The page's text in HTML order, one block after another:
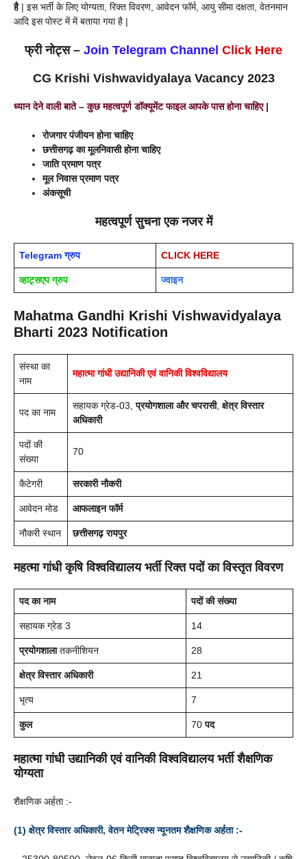
है | इस भर्ती के लिए योग्यता, रिक्त विवरण, आवेदन फॉर्म, आयु सीमा दक्षता, वेतनमान
आदि इस पोस्ट में में बताया गया है |
फ्री नोट्स – Join Telegram Channel Click Here
CG Krishi Vishwavidyalaya Vacancy 2023
ध्यान देने वाली बाते – कुछ महत्वपूर्ण डॉक्यूमेंट फाइल आपके पास होना चाहिए |
रोजगार पंजीयन होना चाहिए
छत्तीसगढ़ का मूलनिवासी होना चाहिए
जाति प्रमाण पत्र
मूल निवास प्रमाण पत्र
अंकसूची
महत्वपूर्ण सुचना एक नजर में
Telegram ग्रुप CLICK HERE
व्हाट्सएप ग्रुप ज्वाइन
Mahatma Gandhi Krishi Vishwavidyalaya
Bharti 2023 Notification
संस्था का
नाम
महात्मा गांधी उद्यानिकी एवं वानिकी विश्वविद्यालय
पद का नाम
सहायक ग्रेड-03,प्रयोगशाला और चपरासी, क्षेत्र विस्तार
अधिकारी
पदों की
संख्या
70
कैटेगरी सरकारी नौकरी
आवेदन मोड आफलाइन फॉर्म
नौकरी स्थान छत्तीसगढ़ रायपुर
महत्मा गांधी कृषि विश्वविद्यालय भर्ती रिक्त पदों का विस्तृत विवरण
पद का नाम पदों की संख्या
सहायक ग्रेड 3 14
प्रयोगशालातकनीशियन 28
क्षेत्र विस्तार अधिकारी 21
भृत्य 7
कुल 70पद
महात्मा गांधी उद्यानिकी एवं वानिकी विश्वविद्यालय भर्ती शैक्षणिक
योग्यता
शैक्षणिक अर्हता :-
(1) क्षेत्र विस्तार अधिकारी, वेतन मेट्रिक्स न्यूनतम शैक्षणिक अर्हता :-